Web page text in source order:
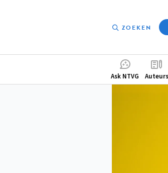
ZOEKEN
Ask NTVG Auteurs